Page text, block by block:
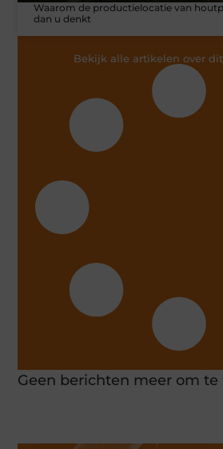
Waarom de productielocatie van
dan u denkt
Bekijk alle artikelen over
Geen berichten meer om te